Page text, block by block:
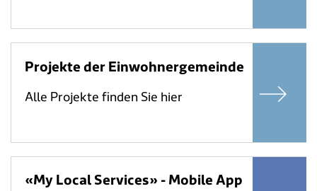
Projekte der Einwohnergemeinde
Alle Projekte finden Sie hier
«My Local Services» - Mobile App